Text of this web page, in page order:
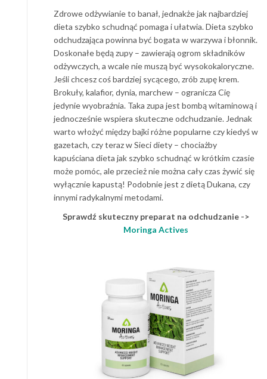
Zdrowe odżywianie to banał, jednakże jak najbardziej
dieta szybko schudnąć pomaga i ułatwia. Dieta szybko
odchudzająca powinna być bogata w warzywa i błonnik.
Doskonałe będą zupy – zawierają ogrom składników
odżywczych, a wcale nie muszą być wysokokaloryczne.
Jeśli chcesz coś bardziej sycącego, zrób zupę krem.
Brokuły, kalafior, dynia, marchew – ogranicza Cię
jedynie wyobraźnia. Taka zupa jest bombą witaminową i
jednocześnie wspiera skuteczne odchudzanie. Jednak
warto włożyć między bajki różne popularne czy kiedyś w
gazetach, czy teraz w Sieci diety – chociażby
kapuściana dieta jak szybko schudnąć w krótkim czasie
może pomóc, ale przecież nie można cały czas żywić się
wyłącznie kapustą! Podobnie jest z dietą Dukana, czy
innymi radykalnymi metodami.
Sprawdź skuteczny preparat na odchudzanie ->
Moringa Actives